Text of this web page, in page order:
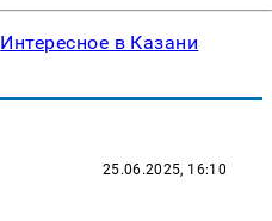
Интересное в Казани
25.06.2025, 16:10